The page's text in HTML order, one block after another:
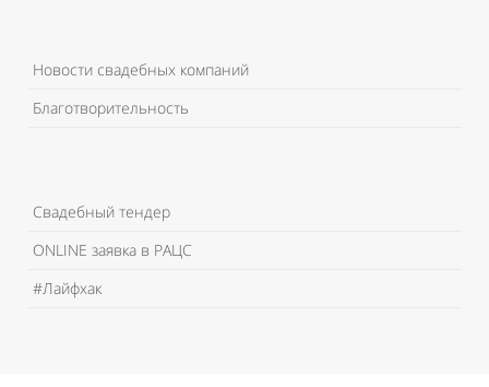
Новости свадебных компаний
Благотворительность
Свадебный тендер
ONLINE заявка в РАЦС
#Лайфхак